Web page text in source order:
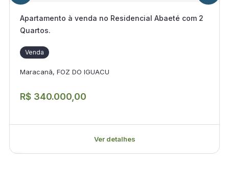
Apartamento à venda no Residencial Abaeté com 2
Quartos.
Venda
Maracanã, FOZ DO IGUACU
R$ 340.000,00
Ver detalhes